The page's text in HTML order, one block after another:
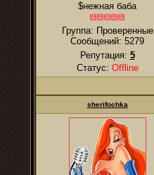
$нежная баба
Группа: Проверенные
Сообщений: 5279
Репутация: 5
Статус: Offline
sherifochka